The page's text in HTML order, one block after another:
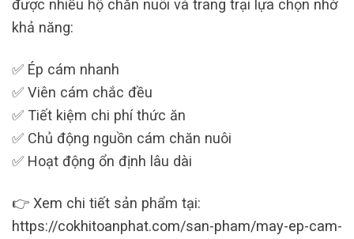
được nhiều hộ chăn nuôi và trang trại lựa chọn nhờ
khả năng:
✅ Ép cám nhanh
✅ Viên cám chắc đều
✅ Tiết kiệm chi phí thức ăn
✅ Chủ động nguồn cám chăn nuôi
✅ Hoạt động ổn định lâu dài
👉 Xem chi tiết sản phẩm tại:
https://cokhitoanphat.com/san-pham/may-ep-cam-